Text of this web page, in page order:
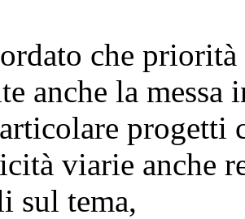
che priorità
anche la
progetti
viarie anche
sul tema,